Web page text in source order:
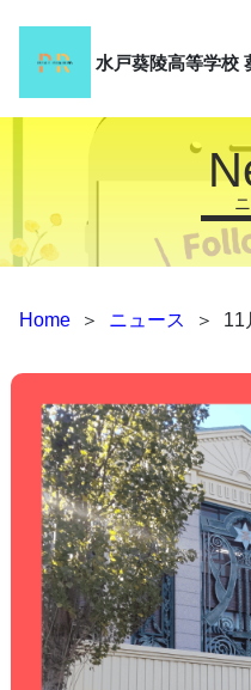
水戸葵陵高等学校
Home ＞ ニュース ＞ 11